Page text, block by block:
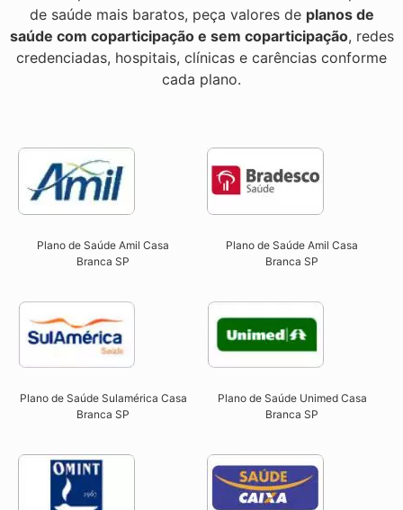
de saúde mais baratos, peça valores de planos de
saúde com coparticipação e sem coparticipação, redes
credenciadas, hospitais, clínicas e carências conforme
cada plano.
Plano de Saúde Amil Casa
Branca SP
Plano de Saúde Amil Casa
Branca SP
Plano de Saúde Sulamérica Casa
Branca SP
Plano de Saúde Unimed Casa
Branca SP